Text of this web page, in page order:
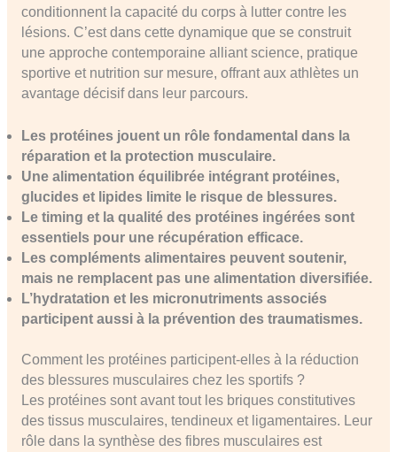
conditionnent la capacité du corps à lutter contre les
lésions. C’est dans cette dynamique que se construit
une approche contemporaine alliant science, pratique
sportive et nutrition sur mesure, offrant aux athlètes un
avantage décisif dans leur parcours.
Les protéines jouent un rôle fondamental dans la
réparation et la protection musculaire.
Une alimentation équilibrée intégrant protéines,
glucides et lipides limite le risque de blessures.
Le timing et la qualité des protéines ingérées sont
essentiels pour une récupération efficace.
Les compléments alimentaires peuvent soutenir,
mais ne remplacent pas une alimentation diversifiée.
L’hydratation et les micronutriments associés
participent aussi à la prévention des traumatismes.
Comment les protéines participent-elles à la réduction
des blessures musculaires chez les sportifs ?
Les protéines sont avant tout les briques constitutives
des tissus musculaires, tendineux et ligamentaires. Leur
rôle dans la synthèse des fibres musculaires est